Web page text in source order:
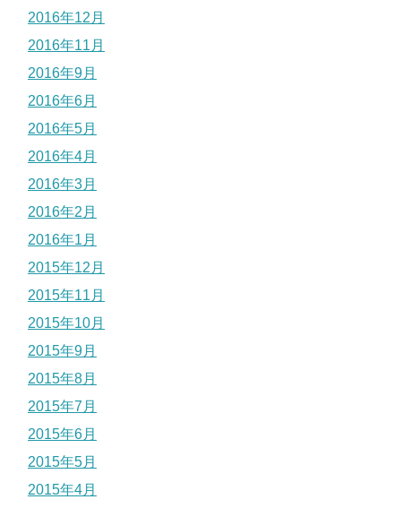
2016年12月
2016年11月
2016年9月
2016年6月
2016年5月
2016年4月
2016年3月
2016年2月
2016年1月
2015年12月
2015年11月
2015年10月
2015年9月
2015年8月
2015年7月
2015年6月
2015年5月
2015年4月